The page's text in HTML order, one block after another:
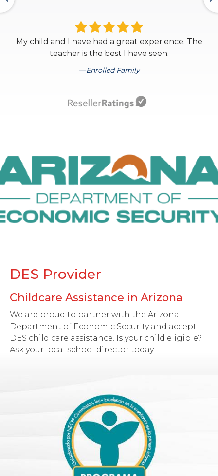
My child and I have had a great experience. The
teacher is the best I have seen.
Enrolled Family
DES Provider
Childcare Assistance in Arizona
We are proud to partner with the Arizona
Department of Economic Security and accept
DES child care assistance. Is your child eligible?
Ask your local school director today.